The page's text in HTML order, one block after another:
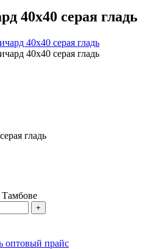
40x40 серая гладь
гладь
Тамбове
+
оптовый прайс